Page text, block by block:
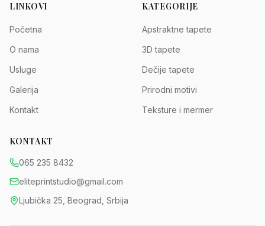
LINKOVI
Početna
O nama
Usluge
Galerija
Kontakt
KATEGORIJE
Apstraktne tapete
3D tapete
Dečije tapete
Prirodni motivi
Teksture i mermer
KONTAKT
065 235 8432
eliteprintstudio@gmail.com
Ljubička 25, Beograd, Srbija